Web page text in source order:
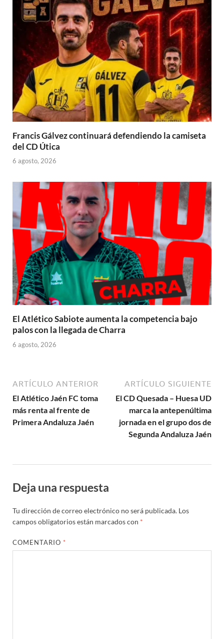
Francis Gálvez continuará defendiendo la camiseta
del CD Útica
6 agosto, 2026
El Atlético Sabiote aumenta la competencia bajo
palos con la llegada de Charra
6 agosto, 2026
ARTÍCULO ANTERIOR
El Atlético Jaén FC toma
más renta al frente de
Primera Andaluza Jaén
ARTÍCULO SIGUIENTE
El CD Quesada – Huesa UD
marca la antepenúltima
jornada en el grupo dos de
Segunda Andaluza Jaén
Deja una respuesta
Tu dirección de correo electrónico no será publicada. Los
campos obligatorios están marcados con *
COMENTARIO *